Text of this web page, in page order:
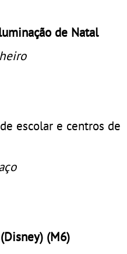
de Natal
escolar e centros de
(M6)